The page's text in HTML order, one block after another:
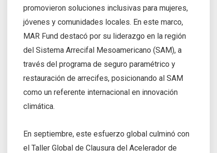
promovieron soluciones inclusivas para mujeres,
jóvenes y comunidades locales. En este marco,
MAR Fund destacó por su liderazgo en la región
del Sistema Arrecifal Mesoamericano (SAM), a
través del programa de seguro paramétrico y
restauración de arrecifes, posicionando al SAM
como un referente internacional en innovación
climática.
En septiembre, este esfuerzo global culminó con
el Taller Global de Clausura del Acelerador de